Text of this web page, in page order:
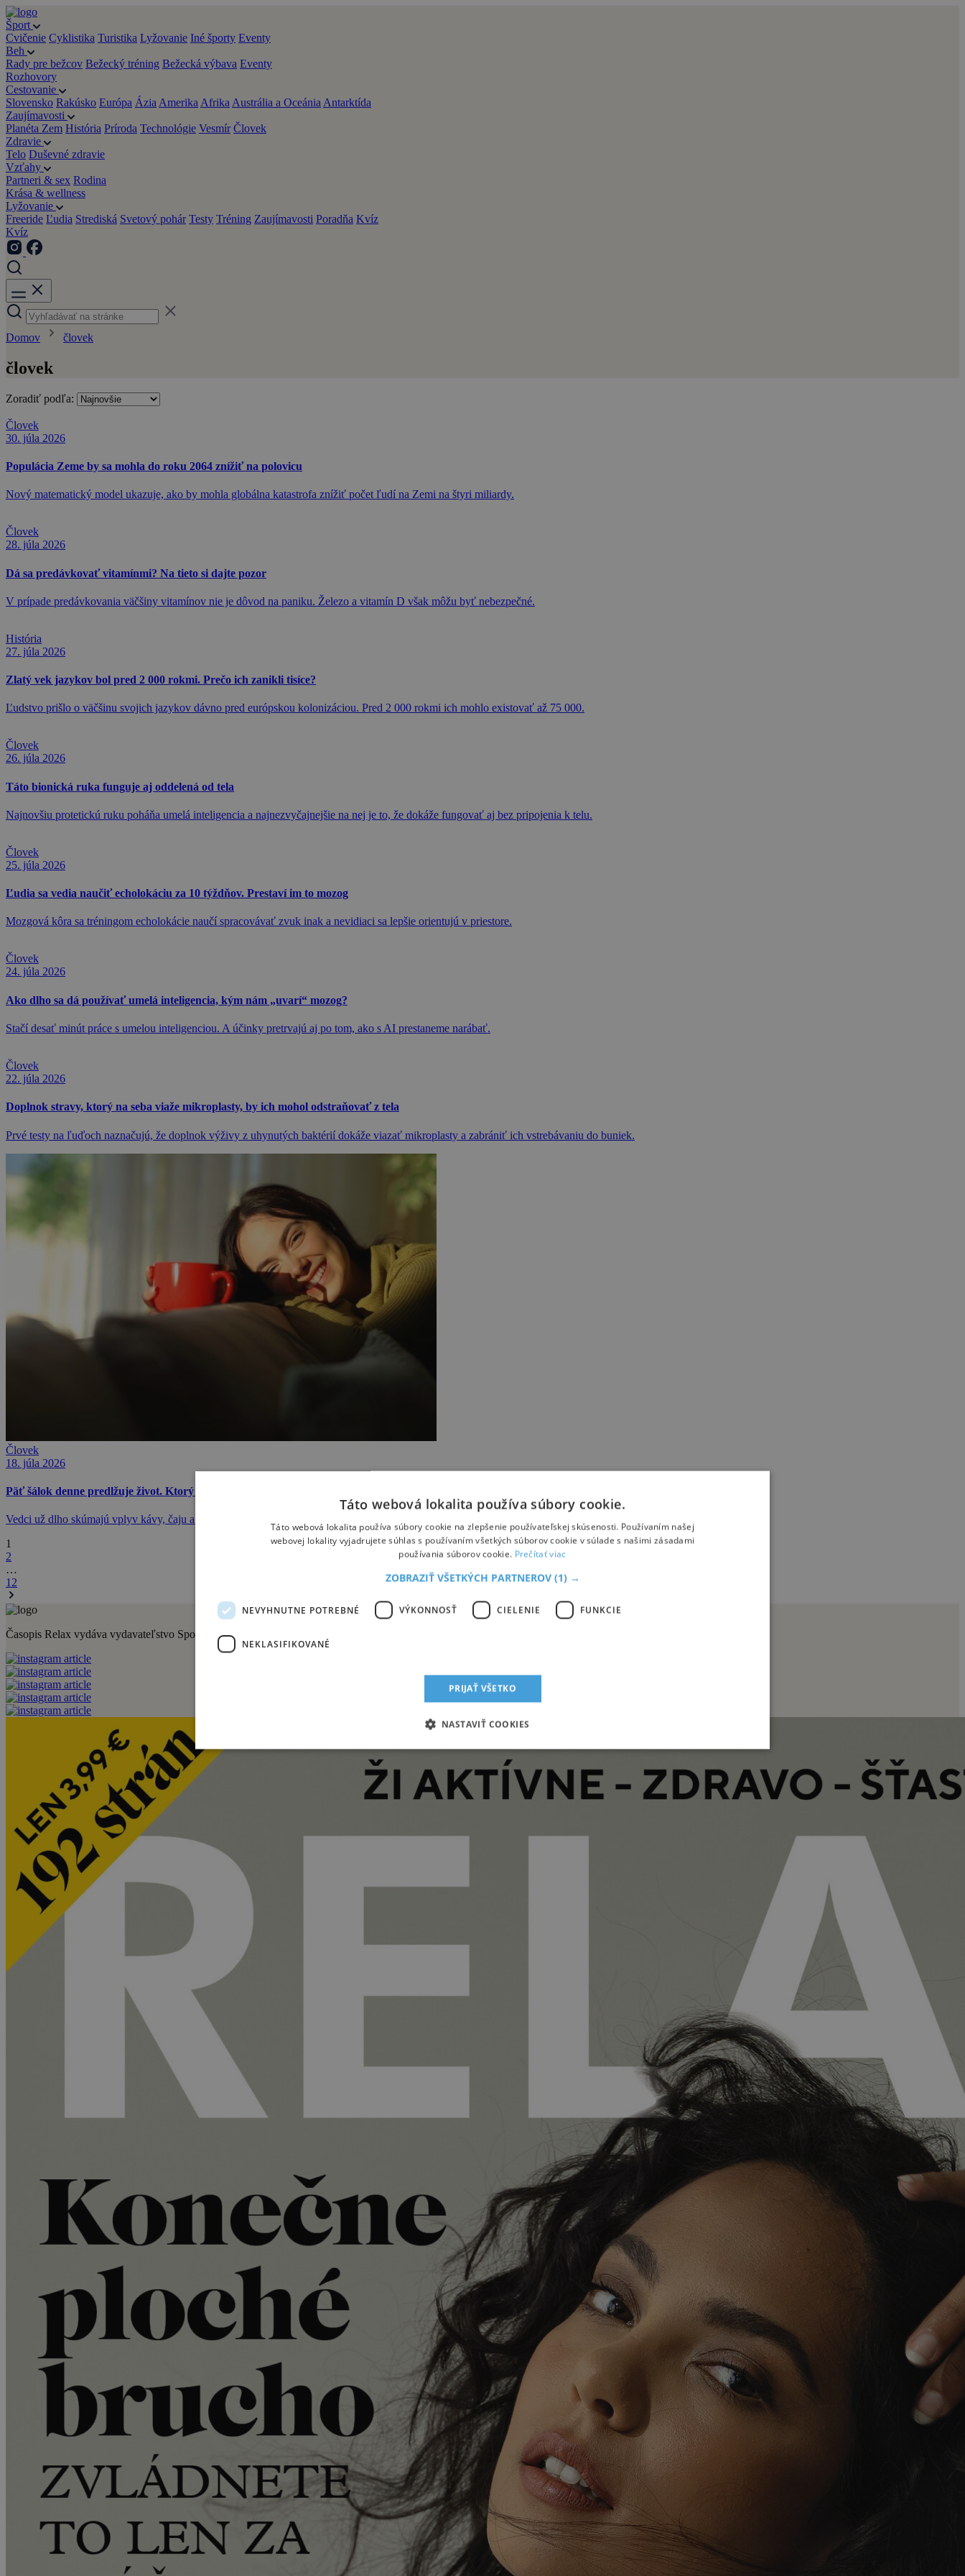
Šport
Cvičenie Cyklistika Turistika Lyžovanie Iné športy Eventy
Beh
Rady pre bežcov Bežecký tréning Bežecká výbava Eventy
Rozhovory
Cestovanie
Slovensko Rakúsko Európa Ázia Amerika Afrika Austrália a Oceánia Antarktída
Zaujímavosti
Planéta Zem História Príroda Technológie Vesmír Človek
Zdravie
Telo Duševné zdravie
Vzťahy
Partneri & sex Rodina
Krása & wellness
Lyžovanie
Freeride Ľudia Strediská Svetový pohár Testy Tréning Zaujímavosti Poradňa Kvíz
Kvíz
Domov človek
človek
Zoradiť podľa:
Človek
30. júla 2026
Populácia Zeme by sa mohla do roku 2064 znížiť na polovicu
Nový matematický model ukazuje, ako by mohla globálna katastrofa znížiť počet ľudí na Zemi na štyri miliardy.
Človek
28. júla 2026
Dá sa predávkovať vitamínmi? Na tieto si dajte pozor
V prípade predávkovania väčšiny vitamínov nie je dôvod na paniku. Železo a vitamín D však môžu byť nebezpečné.
História
27. júla 2026
Zlatý vek jazykov bol pred 2 000 rokmi. Prečo ich zanikli tisíce?
Ľudstvo prišlo o väčšinu svojich jazykov dávno pred európskou kolonizáciou. Pred 2 000 rokmi ich mohlo existovať až 75 000.
Človek
26. júla 2026
Táto bionická ruka funguje aj oddelená od tela
Najnovšiu protetickú ruku poháňa umelá inteligencia a najnezvyčajnejšie na nej je to, že dokáže fungovať aj bez pripojenia k telu.
Človek
25. júla 2026
Ľudia sa vedia naučiť echolokáciu za 10 týždňov. Prestaví im to mozog
Mozgová kôra sa tréningom echolokácie naučí spracovávať zvuk inak a nevidiaci sa lepšie orientujú v priestore.
Človek
24. júla 2026
Ako dlho sa dá používať umelá inteligencia, kým nám „uvarí“ mozog?
Stačí desať minút práce s umelou inteligenciou. A účinky pretrvajú aj po tom, ako s AI prestaneme narábať.
Človek
22. júla 2026
Doplnok stravy, ktorý na seba viaže mikroplasty, by ich mohol odstraňovať z tela
Prvé testy na ľuďoch naznačujú, že doplnok výživy z uhynutých baktérií dokáže viazať mikroplasty a zabrániť ich vstrebávaniu do buniek.
Človek
18. júla 2026
Päť šálok denne predlžuje život. Ktorý horúci nápoj je najzdravší?
Vedci už dlho skúmajú vplyv kávy, čaju a bylinkových nápojov na zdravie. Výsledky sú prekvapivo konzistentné – a niektoré skutočne pôsobivé.
1
2
…
12
Časopis Relax vydáva vydavateľstvo Sportmedia s.r.o. Medzi jeho ďalšie tituly patria aj:
Táto webová lokalita používa súbory cookie.
Táto webová lokalita používa súbory cookie na zlepšenie používateľskej skúsenosti. Používaním našej
webovej lokality vyjadrujete súhlas s používaním všetkých súborov cookie v súlade s našimi zásadami
používania súborov cookie. Prečítať viac
ZOBRAZIŤ VŠETKÝCH PARTNEROV (1) →
NEVYHNUTNE POTREBNÉ VÝKONNOSŤ CIELENIE FUNKCIE
NEKLASIFIKOVANÉ
PRIJAŤ VŠETKO
NASTAVIŤ COOKIES